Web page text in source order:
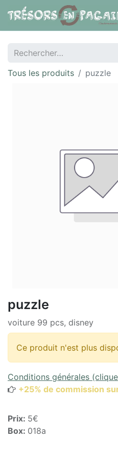
Tous les produits puzzle
puzzle
voiture 99 pcs, disney
Ce produit n'est plus
Conditions générales
+25% de commission
Prix: 5€
Box: 018a